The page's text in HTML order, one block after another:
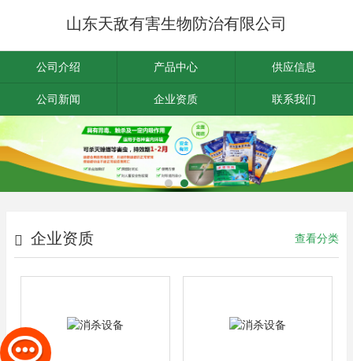
山东天敌有害生物防治有限公司
公司介绍 产品中心 供应信息
公司新闻 企业资质 联系我们
企业资质 查看分类